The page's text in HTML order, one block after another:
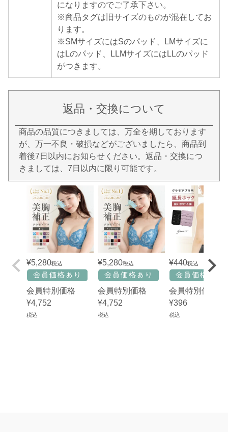
になりますのでご了承下さい。
※商品タグは旧サイズのものが混在してお
ります。
※SMサイズにはSのパッド、LMサイズに
はLのパッド、LLMサイズにはLLのパッド
がつきます。
返品・交換について
商品の品質につきましては、万全を期しております
が、万一不良・破損などがございましたら、商品到
着後7日以内にお知らせください。返品・交換につ
きましては、7日以内に限り可能です。
¥5,280税込
会員特別価格
¥4,752
税込
¥5,280税込
会員特別価格
¥4,752
税込
¥440税込
会員特別価格
¥396
税込